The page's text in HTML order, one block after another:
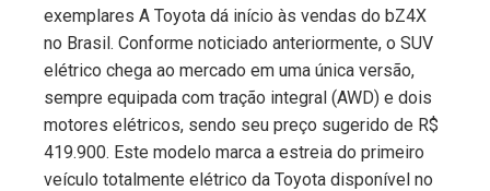
exemplares A Toyota dá início às vendas do bZ4X
no Brasil. Conforme noticiado anteriormente, o SUV
elétrico chega ao mercado em uma única versão,
sempre equipada com tração integral (AWD) e dois
motores elétricos, sendo seu preço sugerido de R$
419.900. Este modelo marca a estreia do primeiro
veículo totalmente elétrico da Toyota disponível no